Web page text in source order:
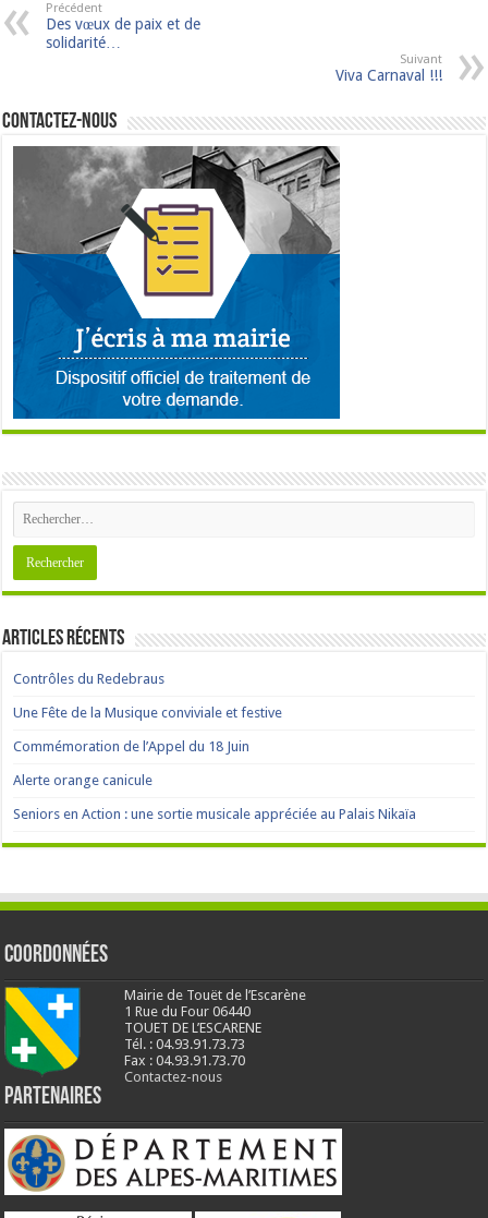
Précédent
Des vœux de paix et de
solidarité…
Suivant
Viva Carnaval !!!
Contactez-nous
Articles récents
Contrôles du Redebraus
Une Fête de la Musique conviviale et festive
Commémoration de l’Appel du 18 Juin
Alerte orange canicule
Seniors en Action : une sortie musicale appréciée au Palais Nikaïa
Coordonnées
Mairie de Touët de l’Escarène
1 Rue du Four 06440
TOUET DE L’ESCARENE
Tél. : 04.93.91.73.73
Fax : 04.93.91.73.70
Contactez-nous
Partenaires